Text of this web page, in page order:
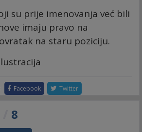
su prije imenovanja već bili
imaju pravo na
na staru poziciju.
Facebook Twitter
8